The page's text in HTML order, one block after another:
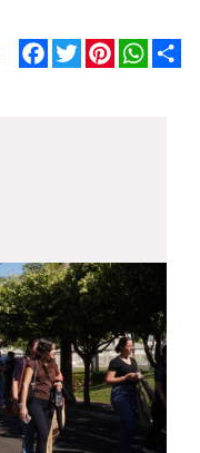
Facebook
TwitterPinterest